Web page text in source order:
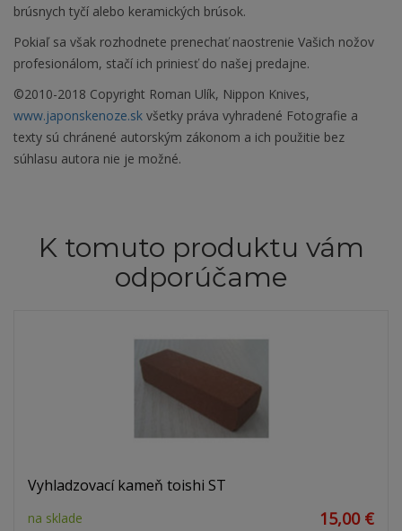
brúsnych tyčí alebo keramických brúsok.
Pokiaľ sa však rozhodnete prenechať naostrenie Vašich nožov
profesionálom, stačí ich priniesť do našej predajne.
©2010-2018 Copyright Roman Ulík, Nippon Knives,
www.japonskenoze.sk všetky práva vyhradené Fotografie a
texty sú chránené autorským zákonom a ich použitie bez
súhlasu autora nie je možné.
K tomuto produktu vám
odporúčame
Vyhladzovací kameň toishi ST
na sklade 15,00 €